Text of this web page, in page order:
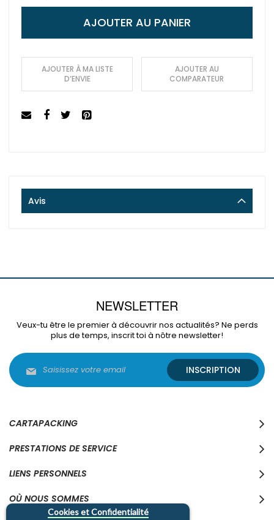
Cookies et Confidentialité
AJOUTER AU PANIER
AJOUTER À MA LISTE
D’ENVIE
AJOUTER AU
COMPARATEUR
Avis
NEWSLETTER
Veux-tu être le premier à découvrir nos actualités? Ne perds
plus de temps, inscrit toi à nôtre newsletter!
à
notre
INSCRIPTION
CARTAPACKING
PRESTATIONS DE SERVICE
LIENS PERSONNELS
OÙ NOUS SOMMES